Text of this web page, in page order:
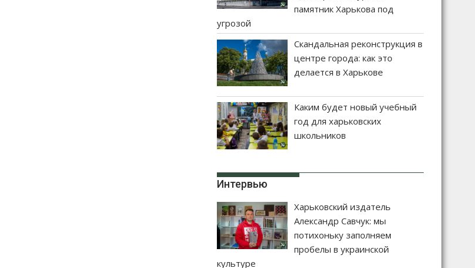
памятник Харькова под
угрозой
Скандальная реконструкция в
центре города: как это
делается в Харькове
Каким будет новый учебный
год для харьковских
школьников
Интервью
Харьковский издатель
Александр Савчук: мы
потихоньку заполняем
пробелы в украинской
культуре